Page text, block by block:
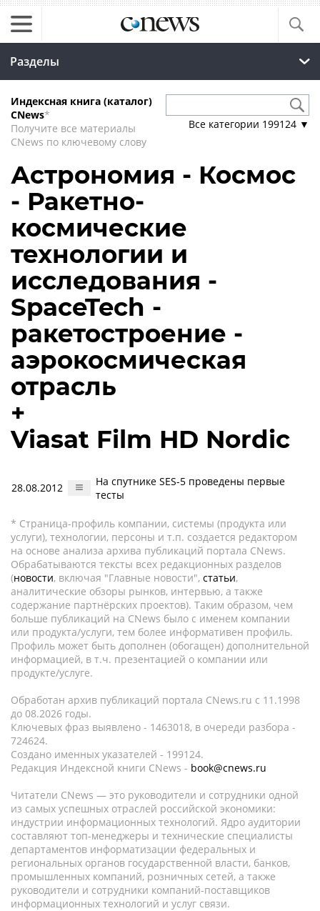
Разделы
Индексная книга (каталог)
CNews*
Получите все материалы
CNews по ключевому слову
Все категории 199124 ▼
Астрономия - Космос
- Ракетно-
космические
технологии и
исследования -
SpaceTech -
ракетостроение -
аэрокосмическая
отрасль
+
Viasat Film HD Nordic
28.08.2012
На спутнике SES-5 проведены первые
тесты
* Страница-профиль компании, системы (продукта или
услуги), технологии, персоны и т.п. создается редактором
на основе анализа архива публикаций портала CNews.
Обрабатываются тексты всех редакционных разделов
(новости, включая "Главные новости", статьи,
аналитические обзоры рынков, интервью, а также
содержание партнёрских проектов). Таким образом, чем
больше публикаций на CNews было с именем компании
или продукта/услуги, тем более информативен профиль.
Профиль может быть дополнен (обогащен) дополнительной
информацией, в т.ч. презентацией о компании или
продукте/услуге.
Обработан архив публикаций портала CNews.ru c 11.1998
до 08.2026 годы.
Ключевых фраз выявлено - 1463018, в очереди разбора -
724624.
Создано именных указателей - 199124.
Редакция Индексной книги CNews - book@cnews.ru
Читатели CNews — это руководители и сотрудники одной
из самых успешных отраслей российской экономики:
индустрии информационных технологий. Ядро аудитории
составляют топ-менеджеры и технические специалисты
департаментов информатизации федеральных и
региональных органов государственной власти, банков,
промышленных компаний, розничных сетей, а также
руководители и сотрудники компаний-поставщиков
информационных технологий и услуг связи.